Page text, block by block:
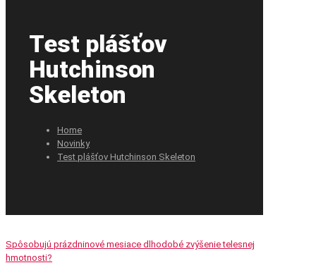
Test plášťov
Hutchinson
Skeleton
Home
Novinky
Test plášťov Hutchinson Skeleton
Spôsobujú prázdninové mesiace dlhodobé zvýšenie telesnej
hmotnosti?